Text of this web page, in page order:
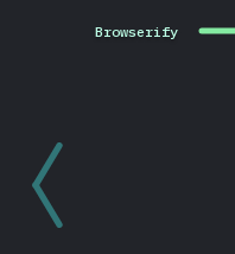
Browserify